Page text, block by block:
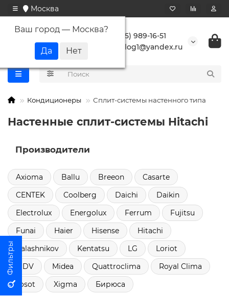
Москва
Ваш город — Москва?
+7 (495) 989-16-51
buranlog1@yandex.ru
Кондиционеры Сплит-системы настенного типа
Настенные сплит-системы Hitachi
Производители
Axioma Ballu Breeon
Casarte
CENTEK
Coolberg Daichi
Daikin
Electrolux
Energolux Ferrum
Fujitsu
Funai
Haier Hisense
Hitachi
Kalashnikov
Kentatsu LG
Loriot
MDV
Midea Quattroclima
Royal Clima
Tosot
Xigma Бирюса